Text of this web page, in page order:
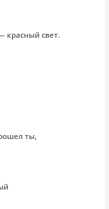
красный свет.
ты,